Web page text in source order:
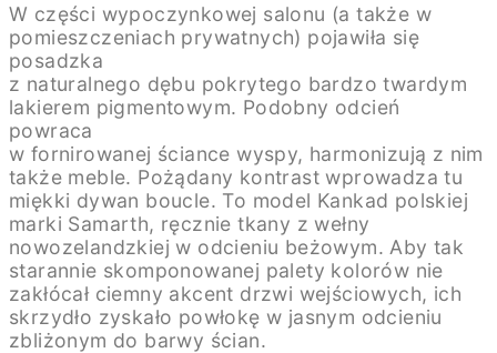
W części wypoczynkowej salonu (a także w
pomieszczeniach prywatnych) pojawiła się
posadzka
z naturalnego dębu pokrytego bardzo twardym
lakierem pigmentowym. Podobny odcień
powraca
w fornirowanej ściance wyspy, harmonizują z nim
także meble. Pożądany kontrast wprowadza tu
miękki dywan boucle. To model Kankad polskiej
marki Samarth, ręcznie tkany z wełny
nowozelandzkiej w odcieniu beżowym. Aby tak
starannie skomponowanej palety kolorów nie
zakłócał ciemny akcent drzwi wejściowych, ich
skrzydło zyskało powłokę w jasnym odcieniu
zbliżonym do barwy ścian.